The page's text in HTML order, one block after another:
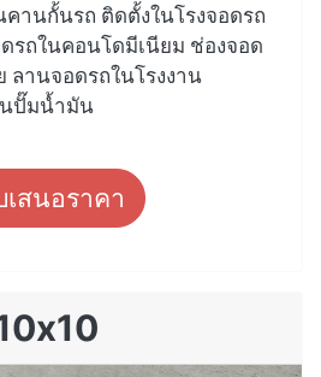
คานกั้นรถ ติดตั้งในโรงจอดรถ
รถในคอนโดมีเนียม ช่องจอด
ลานจอดรถในโรงงาน
นปั๊มน้ำมัน
สนอราคา